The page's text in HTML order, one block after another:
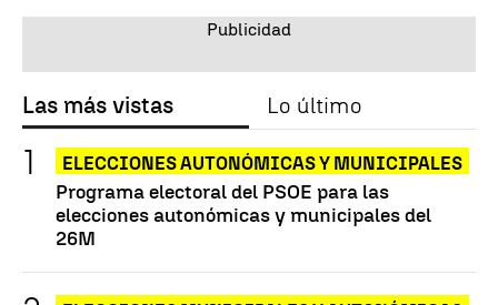
Las más vistas Lo último
ELECCIONES AUTONÓMICAS Y MUNICIPALES
Programa electoral del PSOE para las
elecciones autonómicas y municipales del
26M